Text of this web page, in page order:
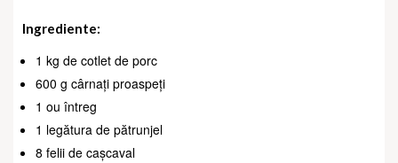
Ingrediente:
1 kg de cotlet de porc
600 g cârnați proaspeți
1 ou întreg
1 legătura de pătrunjel
8 felii de cașcaval